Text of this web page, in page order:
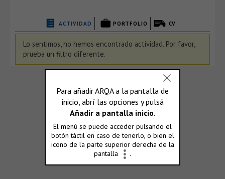
ACTIVIDAD PORTFOLIO CV
Lo sentimos, no hemos encontrado actividad. Por favor,
prueba un filtro diferente.